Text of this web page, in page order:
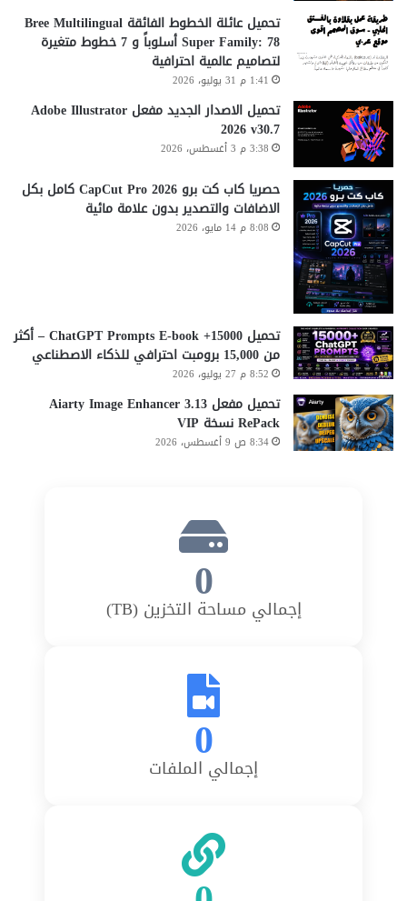
تحميل عائلة الخطوط الفائقة Bree Multilingual
Super Family: 78 أسلوباً و 7 خطوط متغيرة
لتصاميم عالمية احترافية
1:41 م 31 يوليو، 2026
تحميل الاصدار الجديد مفعل Adobe Illustrator
2026 v30.7
3:38 م 3 أغسطس، 2026
حصريا كاب كت برو CapCut Pro 2026 كامل بكل
الاضافات والتصدير بدون علامة مائية
8:08 م 14 مايو، 2026
تحميل 15000+ ChatGPT Prompts E-book – أكثر
من 15,000 برومبت احترافي للذكاء الاصطناعي
8:52 م 27 يوليو، 2026
تحميل مفعل Aiarty Image Enhancer 3.13
RePack نسخة VIP
8:34 ص 9 أغسطس، 2026
0
إجمالي مساحة التخزين (TB)
0
إجمالي الملفات